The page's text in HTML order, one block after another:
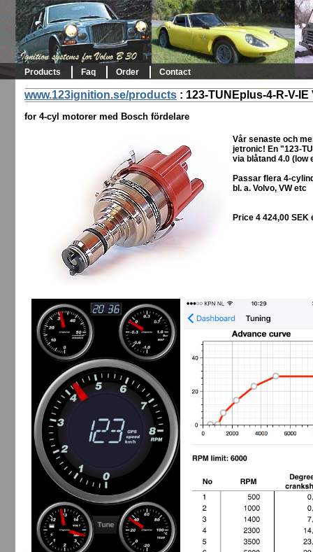
Products Faq Order Contact
www.123ignition.se/products : 123-TUNEplus-4-R-V-IE
for 4-cyl motorer med Bosch fördelare
Vår senaste och
jetronic! En "123-
via blåtand 4.0 (low
Passar flera 4-
bl. a. Volvo, VW etc
Price 4 424,00 SEK